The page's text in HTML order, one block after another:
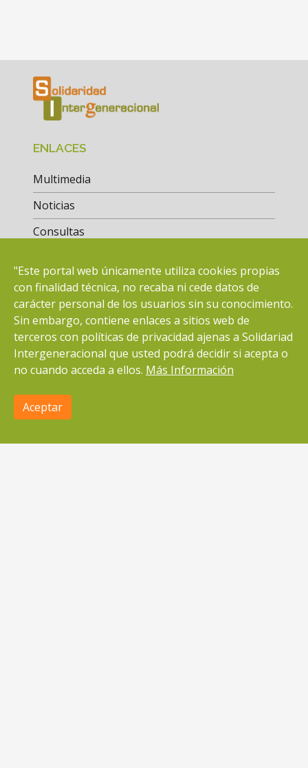
ENLACES
Multimedia
Noticias
Consultas
Bolsa de Empleo
CONTACTO
ONG con Implantación Estatal
Sede social
C/ Guerrero Julián Sánchez, 1
49017 Zamora
Contacte con nosotros a través del siguiente
"Este portal web únicamente utiliza cookies propias
con finalidad técnica, no recaba ni cede datos de
carácter personal de los usuarios sin su conocimiento.
Sin embargo, contiene enlaces a sitios web de
terceros con políticas de privacidad ajenas a Solidariad
Intergeneracional que usted podrá decidir si acepta o
no cuando acceda a ellos. Más Información
Aceptar
×